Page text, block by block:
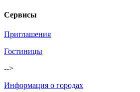
Сервисы
Приглашения
Гостиницы
-->
Информация о городах